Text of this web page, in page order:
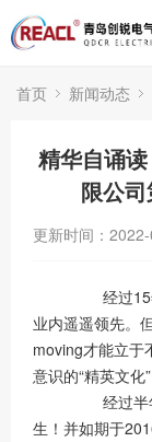
首页 新闻动态
精华自诵
限公
更新时间：
经过
业内遥遥领先。
moving才能立于
意识的“精英文化”
经过
生！并如期于